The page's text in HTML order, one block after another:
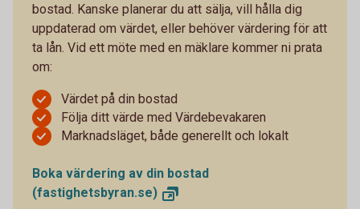
bostad. Kanske planerar du att sälja, vill hålla dig
uppdaterad om värdet, eller behöver värdering för att
ta lån. Vid ett möte med en mäklare kommer ni prata
om:
Värdet på din bostad
Följa ditt värde med Värdebevakaren
Marknadsläget, både generellt och lokalt
Boka värdering av din bostad
(fastighetsbyran.se)